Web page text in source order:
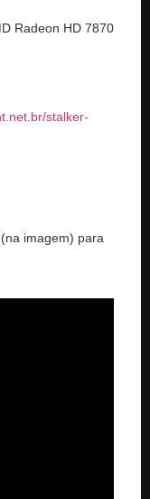
Radeon HD 7870
stalker-
imagem) para